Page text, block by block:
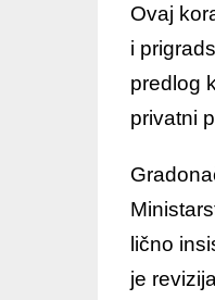
Ovaj
i
predlog
privatni
lično
je